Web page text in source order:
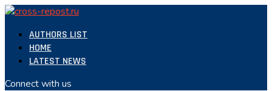
AUTHORS LIST
HOME
LATEST NEWS
Connect with us